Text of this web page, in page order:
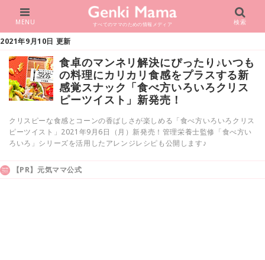
すべてのママのための情報メディア
MENU 検索
2021年9月10日 更新
食卓のマンネリ解決にぴったり♪いつも
の料理にカリカリ食感をプラスする新
感覚スナック「食べ方いろいろクリス
ピーツイスト」新発売！
クリスピーな食感とコーンの香ばしさが楽しめる「食べ方いろいろクリス
ピーツイスト」2021年9月6日（月）新発売！管理栄養士監修「食べ方い
ろいろ」シリーズを活用したアレンジレシピも公開します♪
【PR】元気ママ公式